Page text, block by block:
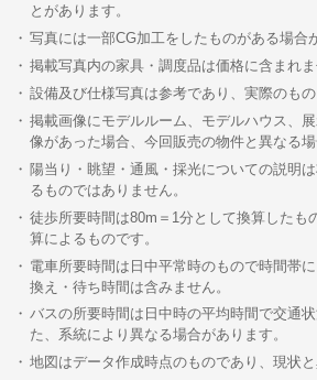
とがあります。
写真には一部CG加工をしたものがある場合
掲載写真内の家具・調度品は価格に含まれま
設備及び仕様写真は参考であり、実際のもの
掲載画像にモデルルーム、モデルハウス、
像があった場合、今回販売の物件と異なる場
陽当り・眺望・通風・採光についての説明
るものではありません。
徒歩所要時間は80m＝1分として換算したも
算によるものです。
電車所要時間は日中平常時のもので時間帯
換え・待ち時間は含みません。
バスの所要時間は日中時の平均時間で交通
た、系統により異なる場合があります。
地図はデータ作成時点のものであり、現状